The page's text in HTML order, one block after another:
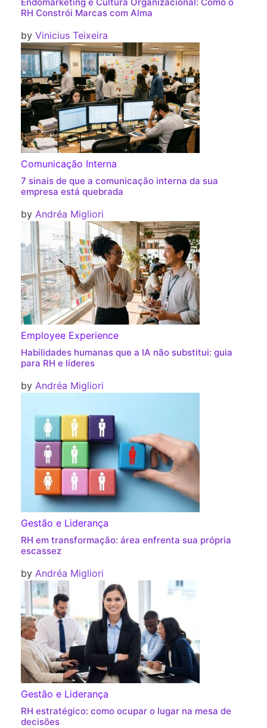
RH Constrói Marcas com Alma
by Vinicius Teixeira
Comunicação Interna
7 sinais de que a comunicação interna da sua
empresa está quebrada
by Andréa Migliori
Employee Experience
Habilidades humanas que a IA não substitui: guia
para RH e líderes
by Andréa Migliori
Gestão e Liderança
RH em transformação: área enfrenta sua própria
escassez
by Andréa Migliori
Gestão e Liderança
RH estratégico: como ocupar o lugar na mesa de
decisões